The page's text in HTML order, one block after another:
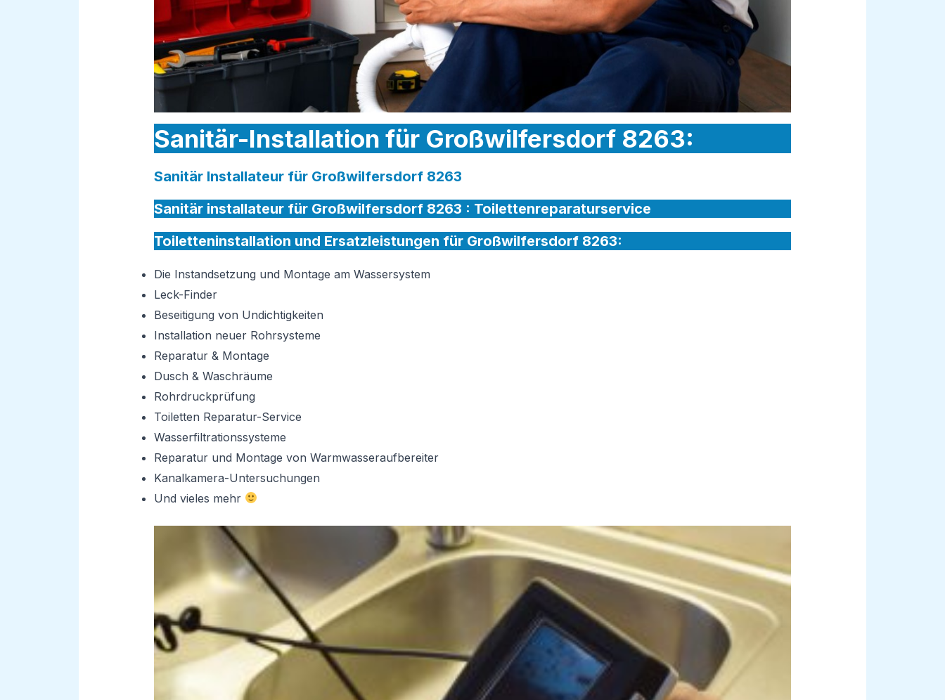
Sanitär-Installation für Großwilfersdorf 8263:
Sanitär Installateur für Großwilfersdorf 8263
Sanitär installateur für Großwilfersdorf 8263 : Toilettenreparaturservice
Toiletteninstallation und Ersatzleistungen für Großwilfersdorf 8263:
Die Instandsetzung und Montage am Wassersystem
Leck-Finder
Beseitigung von Undichtigkeiten
Installation neuer Rohrsysteme
Reparatur & Montage
Dusch & Waschräume
Rohrdruckprüfung
Toiletten Reparatur-Service
Wasserfiltrationssysteme
Reparatur und Montage von Warmwasseraufbereiter
Kanalkamera-Untersuchungen
Und vieles mehr